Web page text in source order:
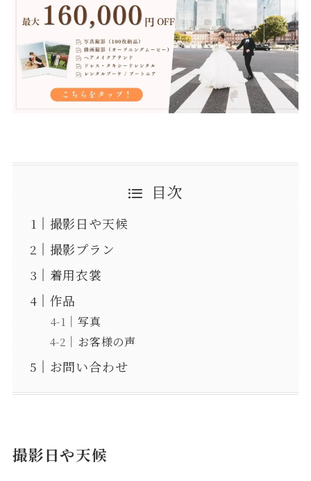
目次
撮影日や天候
撮影プラン
着用衣裳
作品
写真
お客様の声
お問い合わせ
撮影日や天候